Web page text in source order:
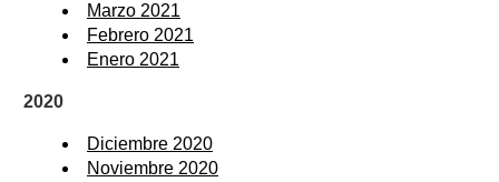
Marzo 2021
Febrero 2021
Enero 2021
2020
Diciembre 2020
Noviembre 2020